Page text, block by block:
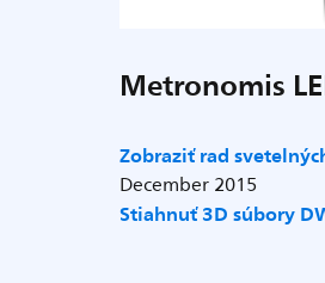
Metronomis
Zobraziť rad
December 2015
Stiahnuť 3D súbory